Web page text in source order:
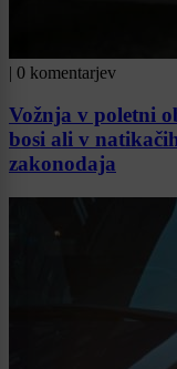
| 0 komentarjev
Vožnja v poletni
bosi ali v
zakonodaja